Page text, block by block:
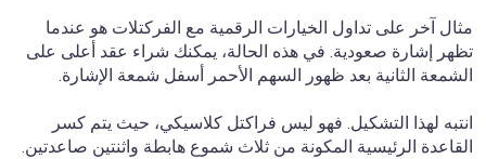
مثال آخر على تداول الخيارات الرقمية مع الفركتلات هو عندما
تظهر إشارة صعودية. في هذه الحالة، يمكنك شراء عقد أعلى على
الشمعة الثانية بعد ظهور السهم الأحمر أسفل شمعة الإشارة.
انتبه لهذا التشكيل. فهو ليس فراكتل كلاسيكي، حيث يتم كسر
القاعدة الرئيسية المكونة من ثلاث شموع هابطة واثنتين صاعدتين.